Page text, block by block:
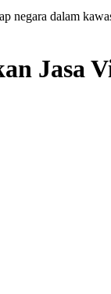
negara dalam
Jasa